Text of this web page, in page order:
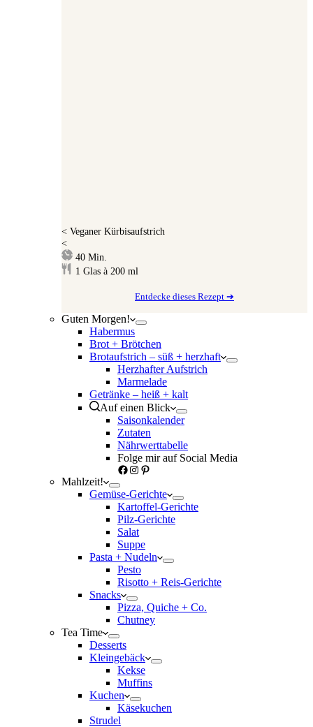
< Veganer Kürbisaufstrich
<
40Minuten
Min.
1 Glas à 200 ml
Entdecke dieses Rezept ➔
Guten Morgen!
Habermus
Brot + Brötchen
Brotaufstrich – süß + herzhaft
Herzhafter Aufstrich
Marmelade
Getränke – heiß + kalt
Auf einen Blick
Saisonkalender
Zutaten
Nährwerttabelle
Folge mir auf Social Media
Facebook
Instagram
Pinterest
Mahlzeit!
Gemüse-Gerichte
Kartoffel-Gerichte
Pilz-Gerichte
Salat
Suppe
Pasta + Nudeln
Pesto
Risotto + Reis-Gerichte
Snacks
Pizza, Quiche + Co.
Chutney
Tea Time
Desserts
Kleingebäck
Kekse
Muffins
Kuchen
Käsekuchen
Strudel